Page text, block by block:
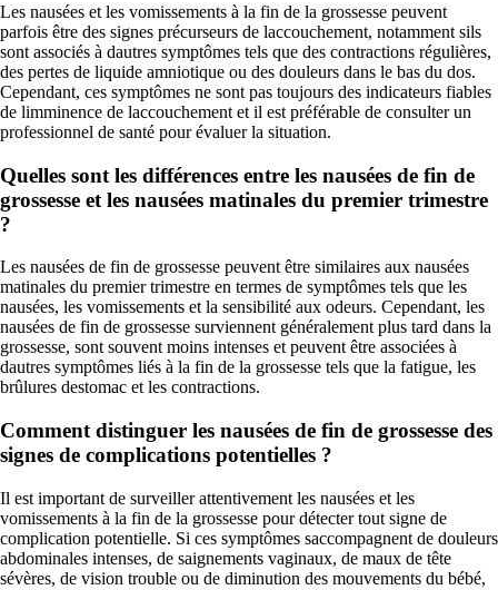
Les nausées et les vomissements à la fin de la grossesse peuvent
parfois être des signes précurseurs de laccouchement, notamment sils
sont associés à dautres symptômes tels que des contractions régulières,
des pertes de liquide amniotique ou des douleurs dans le bas du dos.
Cependant, ces symptômes ne sont pas toujours des indicateurs fiables
de limminence de laccouchement et il est préférable de consulter un
professionnel de santé pour évaluer la situation.
Quelles sont les différences entre les nausées de fin de
grossesse et les nausées matinales du premier trimestre
?
Les nausées de fin de grossesse peuvent être similaires aux nausées
matinales du premier trimestre en termes de symptômes tels que les
nausées, les vomissements et la sensibilité aux odeurs. Cependant, les
nausées de fin de grossesse surviennent généralement plus tard dans la
grossesse, sont souvent moins intenses et peuvent être associées à
dautres symptômes liés à la fin de la grossesse tels que la fatigue, les
brûlures destomac et les contractions.
Comment distinguer les nausées de fin de grossesse des
signes de complications potentielles ?
Il est important de surveiller attentivement les nausées et les
vomissements à la fin de la grossesse pour détecter tout signe de
complication potentielle. Si ces symptômes saccompagnent de douleurs
abdominales intenses, de saignements vaginaux, de maux de tête
sévères, de vision trouble ou de diminution des mouvements du bébé,